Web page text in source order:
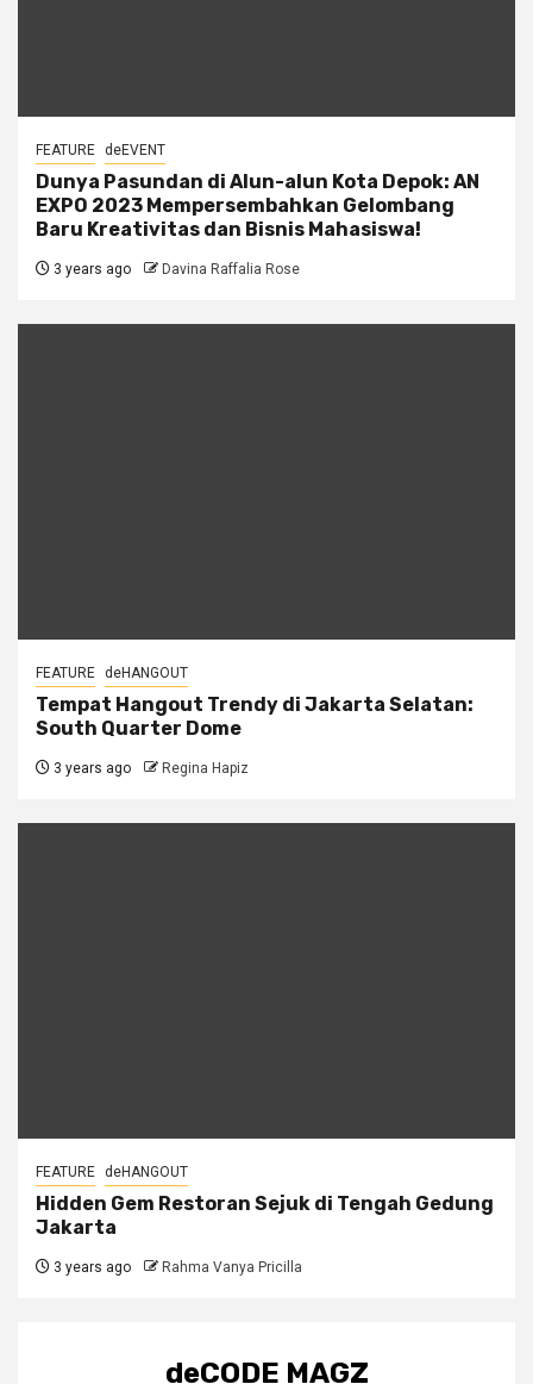
FEATURE deEVENT
Dunya Pasundan di Alun-alun Kota Depok: AN
EXPO 2023 Mempersembahkan Gelombang
Baru Kreativitas dan Bisnis Mahasiswa!
3 years ago Davina Raffalia Rose
FEATURE deHANGOUT
Tempat Hangout Trendy di Jakarta Selatan:
South Quarter Dome
3 years ago Regina Hapiz
FEATURE deHANGOUT
Hidden Gem Restoran Sejuk di Tengah Gedung
Jakarta
3 years ago Rahma Vanya Pricilla
deCODE MAGZ